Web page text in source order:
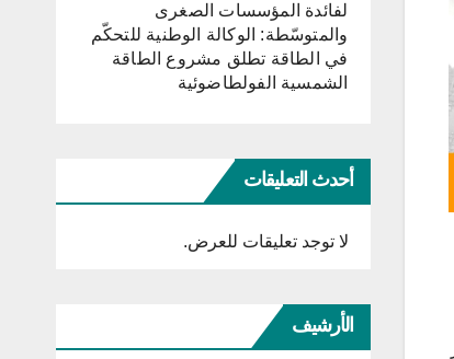
لفائدة المؤسسات الصغرى
والمتوسّطة: الوكالة الوطنية للتحكّم
في الطاقة تطلق مشروع الطاقة
الشمسية الفولطاضوئية
أحدث التعليقات
لا توجد تعليقات للعرض.
الأرشيف